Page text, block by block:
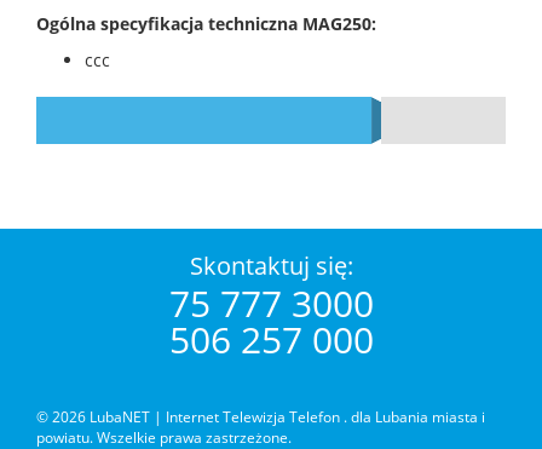
Ogólna specyfikacja techniczna MAG250:
ccc
Skontaktuj się:
75 777 3000
506 257 000
© 2026 LubaNET | Internet Telewizja Telefon .dla Lubania miasta i
powiatu. Wszelkie prawa zastrzeżone.